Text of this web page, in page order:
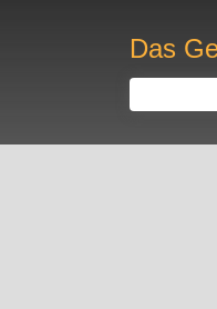
Das